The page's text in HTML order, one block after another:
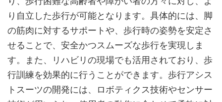
り自立した歩行が可能となります。具体的には、脚
の筋肉に対するサポートや、歩行時の姿勢を安定さ
せることで、安全かつスムーズな歩行を実現しま
す。また、リハビリの現場でも活用されており、歩
行訓練を効果的に行うことができます。歩行アシス
トスーツの開発には、ロボティクス技術やセンサー